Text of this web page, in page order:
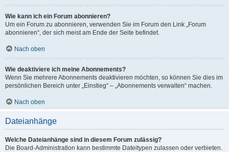
Wie kann ich ein Forum abonnieren?
Um ein Forum zu abonnieren, verwenden Sie im Forum den Link „Forum
abonnieren“, der sich meist am Ende der Seite befindet.
Nach oben
Wie deaktiviere ich meine Abonnements?
Wenn Sie mehrere Abonnements deaktivieren möchten, so können Sie dies im
persönlichen Bereich unter „Einstieg“ – „Abonnements verwalten“ machen.
Nach oben
Dateianhänge
Welche Dateianhänge sind in diesem Forum zulässig?
Die Board-Administration kann bestimmte Dateitypen zulassen oder verbieten.